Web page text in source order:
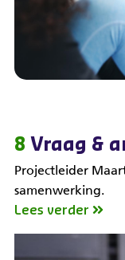
8 Vraag &
Projectleider
samenwerking.
Lees verder